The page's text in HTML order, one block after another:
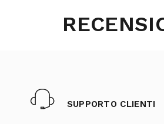
SUPPORTO CLIENTI